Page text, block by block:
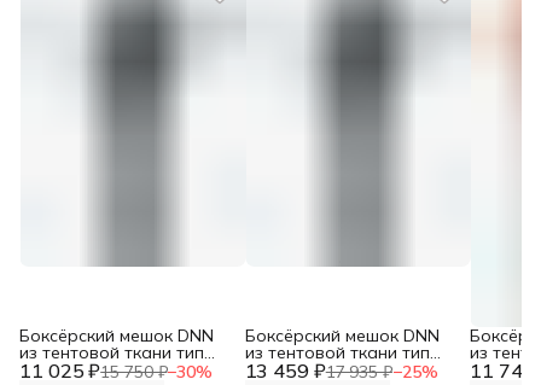
11 025 ₽15 750 ₽−30%
Боксёрский мешок DNN
из тентовой ткани тип
Силуэт трёхсекционный 13 459 ₽17 935 ₽−25%
Боксёрский мешок DNN
из тентовой ткани тип
Гильза (МБТГ-14: диаметр 11 742
из
Гильза